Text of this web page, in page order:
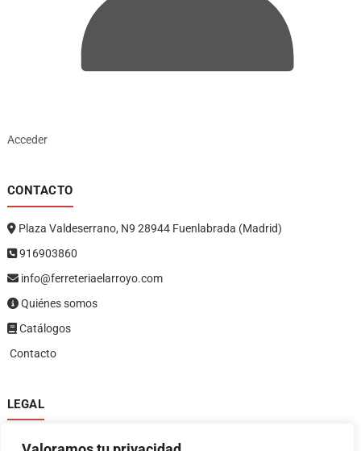
Acceder
CONTACTO
Plaza Valdeserrano, N9 28944 Fuenlabrada (Madrid)
916903860
info@ferreteriaelarroyo.com
Quiénes somos
Catálogos
Contacto
LEGAL
Política de privacidad